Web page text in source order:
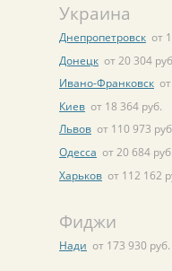
Украина
Днепропетровск от
Донецк от 20 304
Ивано-Франковск
Киев от 18 364 руб.
Львов от 110 973
Одесса от 20 684
Харьков от 112 162
Фиджи
Нади от 173 930 руб.